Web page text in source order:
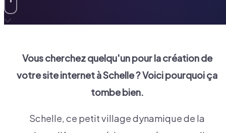
Vous cherchez quelqu'un pour la création de
votre site internet àSchelle? Voici pourquoi ça
tombe bien.
Schelle, ce petit village dynamique de la